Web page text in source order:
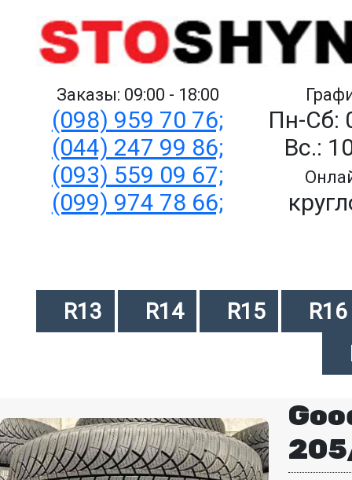
Заказы: 09:00 - 18:00
(098) 959 70 76;
(044) 247 99 86;
(093) 559 09 67;
(099) 974 78 66;
Пн-Сб:
Вс.:
R13 R14 R15
R16